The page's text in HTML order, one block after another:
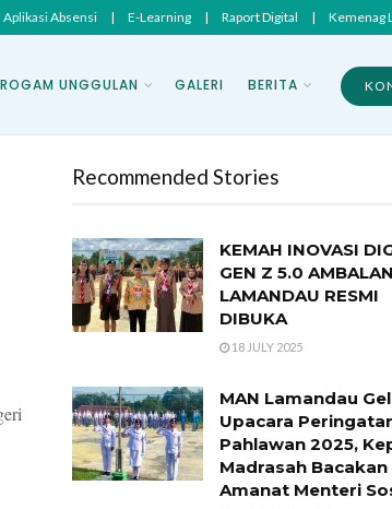
Aplikasi Absensi | E-Learning | Raport Digital | Kemenag
UNGGULAN GALERI BERITA
Recommended Stories
KEMAH INOVASI
GEN Z 5.0
LAMANDAU RESMI
DIBUKA
18 JULY 2025
MAN Lamandau
Upacara
Pahlawan 2025,
Madrasah Bacakan
Amanat Menteri